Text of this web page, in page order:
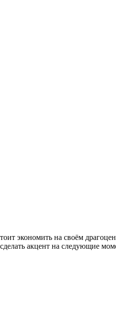
экономить на своём
акцент на следующие